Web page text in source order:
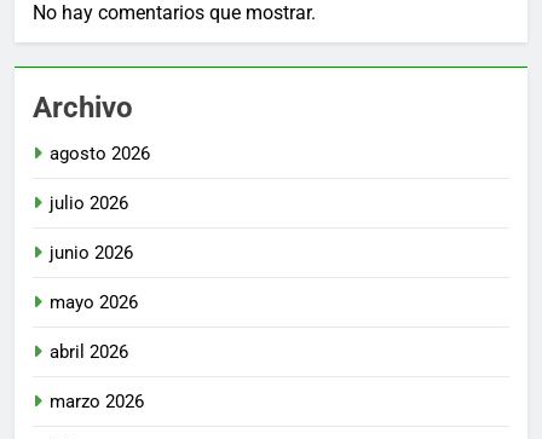
No hay comentarios que mostrar.
Archivo
agosto 2026
julio 2026
junio 2026
mayo 2026
abril 2026
marzo 2026